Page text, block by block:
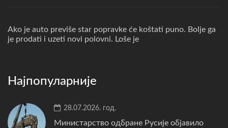
Ako je auto previše star popravke će koštati puno. Bolje ga
je prodati i uzeti novi polovni. Loše je
Најпопуларније
28.07.2026. год.
Министарство одбране Русије објавило